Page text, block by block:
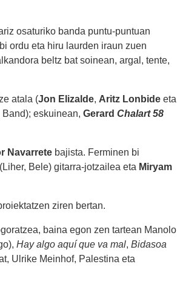
osaturiko banda puntu-puntuan
ordu eta hiru laurden iraun zuen
beltz bat soinean, argal, tente,
atala (Jon Elizalde, Aritz Lonbideeta
eskuinean, Gerard Chalart 58
Navarretebajista. Ferminen bi
Bele) gitarra-jotzailea eta Miryam
ziren bertan.
baina egon zen tartean Manolo
Hay algo aquí que va mal, Bidasoa
Ulrike Meinhof, Palestina eta